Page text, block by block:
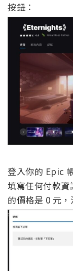
按鈕：
登入你的 Epic
填寫任何付款
的價格是 0 元